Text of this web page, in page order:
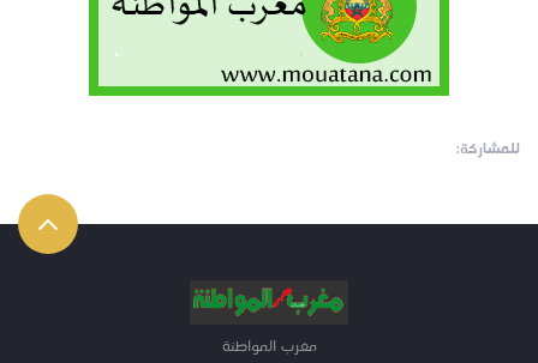
للمشاركة:
مغرب المواطنة